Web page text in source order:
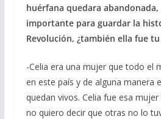
huérfana quedara
importante para guardar la
Revolución, ¿también ella fue
-Celia era una mujer que todo el
en este país y de alguna manera
quedan vivos. Celia fue esa
no quiero decir que otras no lo